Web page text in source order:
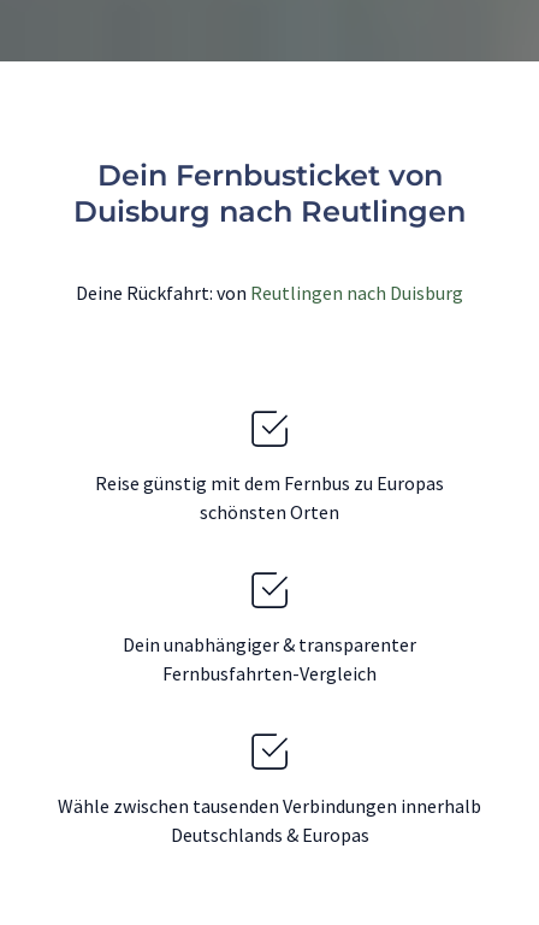
Dein Fernbusticket von
Duisburg nach Reutlingen
Deine Rückfahrt: von Reutlingen nach Duisburg
Reise günstig mit dem Fernbus zu Europas
schönsten Orten
Dein unabhängiger & transparenter
Fernbusfahrten-Vergleich
Wähle zwischen tausenden Verbindungen innerhalb
Deutschlands & Europas